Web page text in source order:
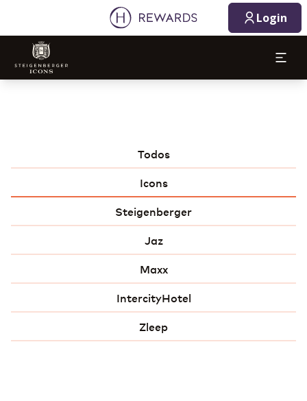
Login
Todos
Icons
Steigenberger
Jaz
Maxx
IntercityHotel
Zleep